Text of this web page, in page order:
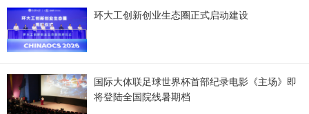
环大工创新创业生态圈正式启动建设
国际大体联足球世界杯首部纪录电影《主场》即
将登陆全国院线暑期档